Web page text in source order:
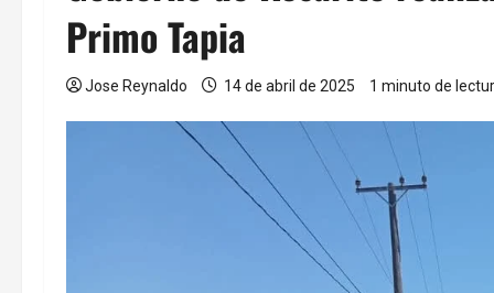
Primo Tapia
Jose Reynaldo 14 de abril de 2025 1 minuto de